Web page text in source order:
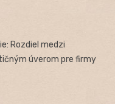
Rozdiel medzi
úverom pre firmy